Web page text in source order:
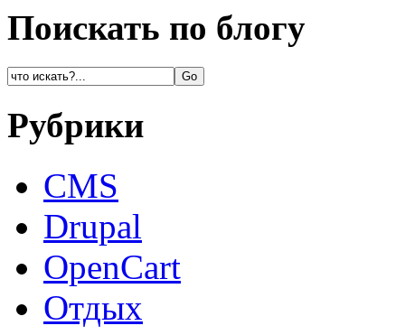
Поискать по блогу
Рубрики
CMS
Drupal
OpenCart
Oтдых